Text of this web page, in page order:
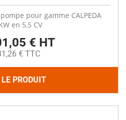
pour gamme CALPEDA
en 5,5 CV
€ HT
€ TTC
PRODUIT